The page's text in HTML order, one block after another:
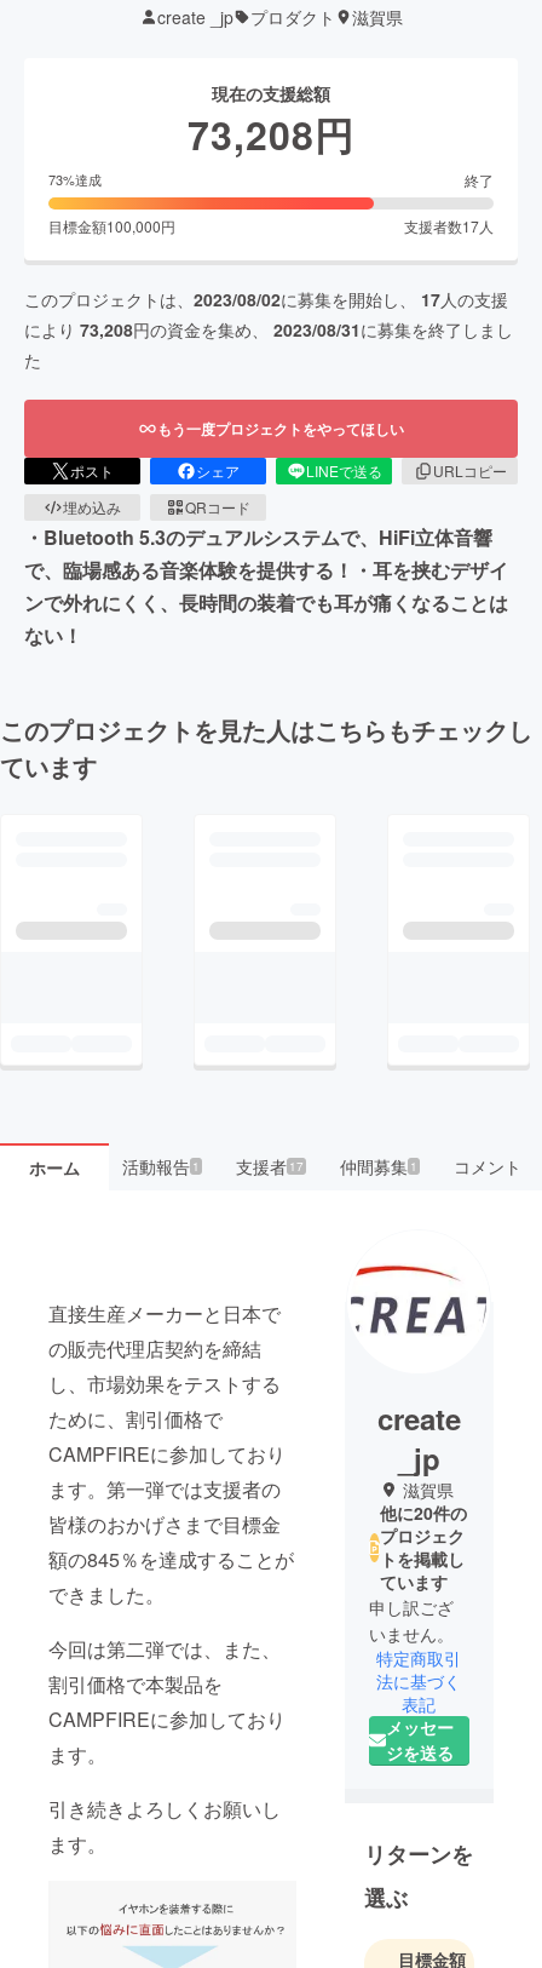
create _jp プロダクト 滋賀県
現在の支援総額
73,208円
73%達成 終了
目標金額100,000円 支援者数17人
このプロジェクトは、 2023/08/02に募集を開始し、 17人の支援
により 73,208円の資金を集め、 2023/08/31に募集を終了しまし
た
もう一度プロジェクトをやってほしい
ポスト シェア LINEで送る
URLコピー
埋め込み
QRコード
・Bluetooth 5.3のデュアルシステムで、HiFi立体音響
で、臨場感ある音楽体験を提供する！・耳を挟むデザイ
ンで外れにくく、長時間の装着でも耳が痛くなることは
ない！
このプロジェクトを見た人はこちらもチェックし
ています
ホーム 活動報告1 支援者 17 仲間募集 1 コメント
直接生産メーカーと日本で
の販売代理店契約を締結
し、市場効果をテストする
ために、割引価格で
CAMPFIREに参加しており
ます。第一弾では支援者の
皆様のおかげさまで目標金
額の845％を達成することが
できました。
今回は第二弾では、また、
割引価格で本製品を
CAMPFIREに参加しており
ます。
引き続きよろしくお願いし
ます。
create
_jp
滋賀県
他に20件の
プロジェク
トを掲載し
ています
申し訳ござ
いません。
特定商取引
法に基づく
表記
メッセー
ジを送る
リターンを
選ぶ
目標金額